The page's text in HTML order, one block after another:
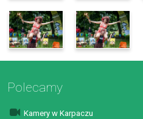
Polecamy
Kamery w Karpaczu